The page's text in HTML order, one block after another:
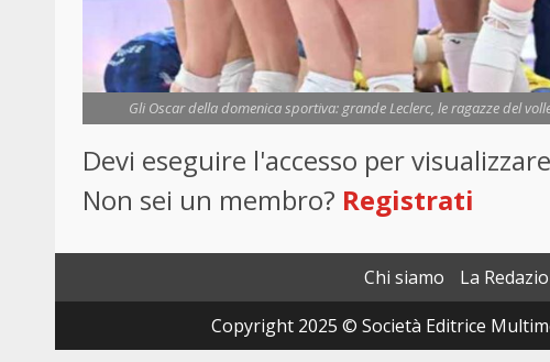
Gli Oscar della domenica sportiva: grande Leclerc, le ragazze del
Devi eseguire l'accesso per
Non sei un membro? Registrati
Chi siamo La
Copyright 2025 © Società Editrice